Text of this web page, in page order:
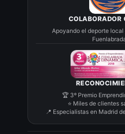
COLABORADOR
Apoyando el deporte
🏆 3º Premio
⭐ Miles de clientes
📍 Especialistas en Madrid